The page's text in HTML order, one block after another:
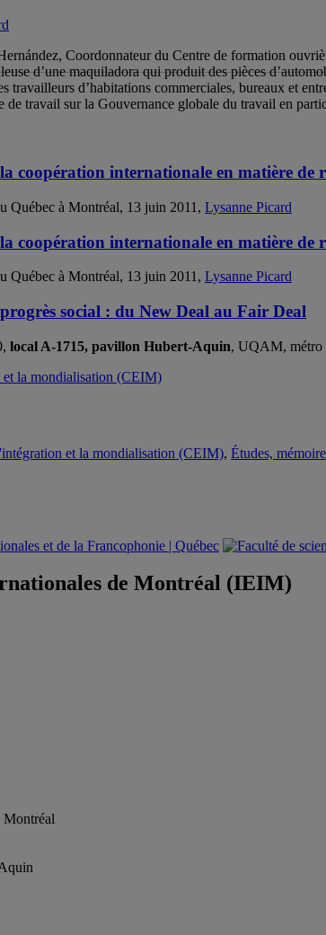
Coordonnateur du Centre de formation
d’une maquiladora qui produit des pièces
travailleurs d’habitations commerciales, bureaux et
travail sur la Gouvernance globale du travail en
coopération internationale en matière de
Québec à Montréal, 13 juin 2011, Lysanne Picard
coopération internationale en matière de
Québec à Montréal, 13 juin 2011, Lysanne Picard
social : du New Deal au Fair Deal
local A-1715, pavillon Hubert-Aquin, UQAM,
et la mondialisation (CEIM), Études,
de Montréal (IEIM)
Montréal